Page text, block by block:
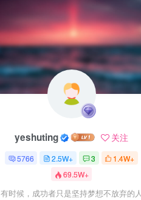
yeshuting 关注
5766 2.5W+ 3
1.4W+
69.5W+
有时候，成功者只是坚持梦想不放弃的人